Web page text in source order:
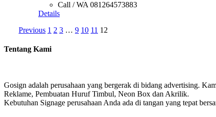
Call / WA 081264573883
Details
Previous 1 2 3 … 9 10 11 12
Tentang Kami
Gosign adalah perusahaan yang bergerak di bidang advertising.
Reklame, Pembuatan Huruf Timbul, Neon Box dan Akrilik.
Kebutuhan Signage perusahaan Anda ada di tangan yang tepat